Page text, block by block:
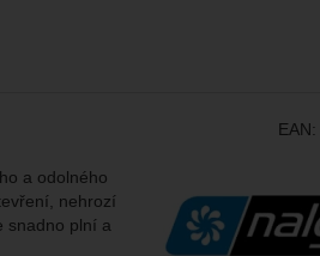
EAN:
a odolného
nehrozí
snadno plní a